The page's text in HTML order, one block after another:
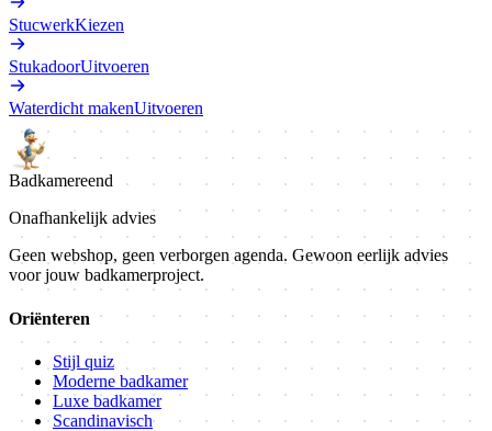
StucwerkKiezen
StukadoorUitvoeren
Waterdicht makenUitvoeren
Badkamereend
Onafhankelijk advies
Geen webshop, geen verborgen agenda. Gewoon eerlijk advies
voor jouw badkamerproject.
Oriënteren
Stijl quiz
Moderne badkamer
Luxe badkamer
Scandinavisch